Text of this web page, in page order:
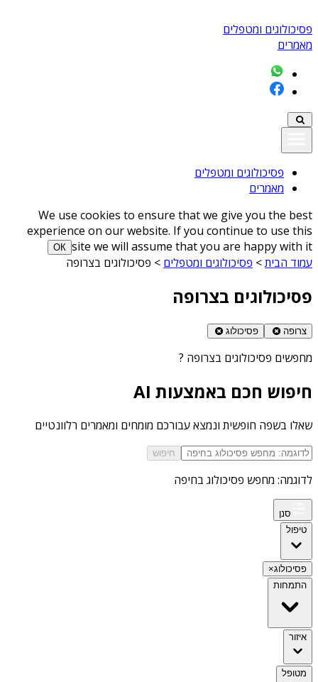
פסיכולוגים ומטפלים
מאמרים
פסיכולוגים ומטפלים
מאמרים
We use cookies to ensure that we give you the best
experience on our website. If you continue to use this
site we will assume that you are happy with it
ОК
עמוד הבית> פסיכולוגים ומטפלים > פסיכולוגים בצרופה
פסיכולוגים בצרופה
צרופה פסיכולוג
מחפשים פסיכולוגים בצרופה ?
חיפוש חכם באמצעות AI
שאלו בשפה חופשית ונמצא עבורכם מומחים ומאמרים רלוונטיים
חיפוש
לדוגמה: מחפש פסיכולוג בחיפה
סנן
טיפול
פסיכולוג×
התמחות
איזור
מטופל